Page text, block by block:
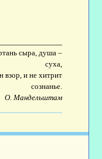
сыра, душа –
суха,
взор, и не хитрит
сознанье.
О. Мандельштам